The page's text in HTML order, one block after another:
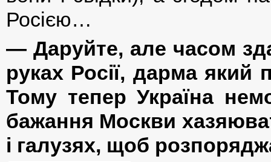
Росією…
— Даруйте, але часом
руках Росії, дарма який
Тому тепер Україна
бажання Москви
і галузях, щоб